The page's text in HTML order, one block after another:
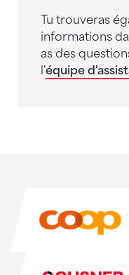
Tu trouveras
informations
as des
l'équipe